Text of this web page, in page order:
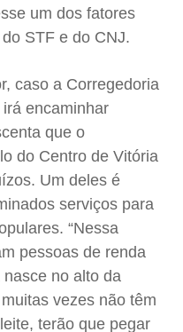
um dos fatores
STF e do CNJ.
caso a Corregedoria
encaminhar
que o
do Centro de Vitória
Um deles é
serviços para
“Nessa
pessoas de renda
no alto da
vezes não têm
terão que pegar